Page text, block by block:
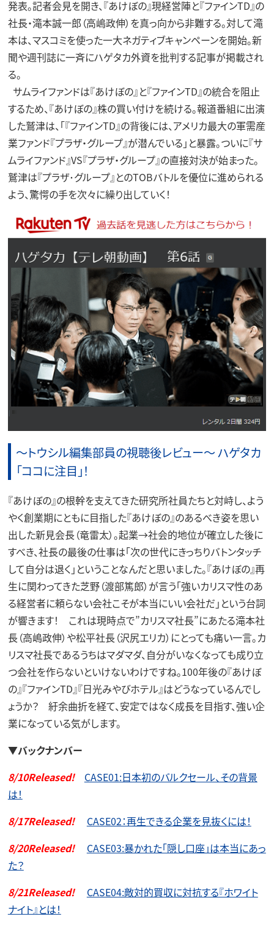
発表。記者会見を開き、『あけぼの』現経営陣と『ファインTD』の
社長・滝本誠一郎（高嶋政伸）を真っ向から非難する。対して滝
本は、マスコミを使った一大ネガティブキャンペーンを開始。新
聞や週刊誌に一斉にハゲタカ外資を批判する記事が掲載され
る。
サムライファンドは『あけぼの』と『ファインTD』の統合を阻止
するため、『あけぼの』株の買い付けを続ける。報道番組に出演
した鷲津は、「『ファインTD』の背後には、アメリカ最大の軍需産
業ファンド『プラザ・グループ』が潜んでいる」と暴露。ついに『サ
ムライファンド』VS『プラザ・グループ』の直接対決が始まった。
鷲津は『プラザ･グループ』とのTOBバトルを優位に進められる
よう、驚愕の手を次々に繰り出していく！
～トウシル編集部員の視聴後レビュー～ ハゲタカ
「ココに注目」！
『あけぼの』の根幹を支えてきた研究所社員たちと対峙し、よう
やく創業期にともに目指した『あけぼの』のあるべき姿を思い
出した新見会長（竜雷太）。起業→社会的地位が確立した後に
すべき、社長の最後の仕事は「次の世代にきっちりバトンタッチ
して自分は退く」ということなんだと思いました。『あけぼの』再
生に関わってきた芝野（渡部篤郎）が言う「強いカリスマ性のあ
る経営者に頼らない会社こそが本当にいい会社だ」という台詞
が響きます！ これは現時点で”カリスマ社長”にあたる滝本社
長（高嶋政伸）や松平社長（沢尻エリカ）にとっても痛い一言。カ
リスマ社長であるうちはマダマダ、自分がいなくなっても成り立
つ会社を作らないといけないわけですね。100年後の『あけぼ
の』『ファインTD』『日光みやびホテル』はどうなっているんでし
ょうか？ 紆余曲折を経て、安定ではなく成長を目指す、強い企
業になっている気がします。
▼バックナンバー
8/10Released!
CASE01:日本初のバルクセール、その背景
は！
8/17Released! CASE02：再生できる企業を見抜くには！
8/20Released! CASE03:暴かれた「隠し口座」は本当にあっ
た？
8/21Released! CASE04:敵対的買収に対抗する『ホワイト
ナイト』とは！